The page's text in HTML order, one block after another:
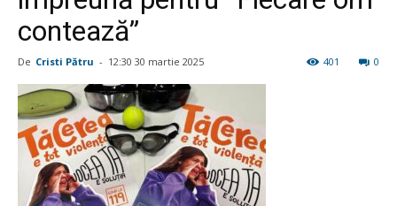
contează”
De Cristi Pătru - 12:30 30 martie 2025 0
401